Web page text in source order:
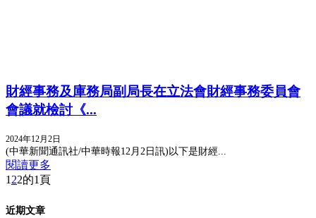
財經事務及庫務局副局長在立法會財經事務委員會
會議就檢討《...
2024年12月2日
(中華新聞通訊社/中華時報12月2日訊)以下是財經...
閱讀更多
1 22的1頁
近期文章